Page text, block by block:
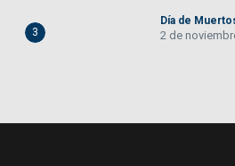
3
Día de
2 de